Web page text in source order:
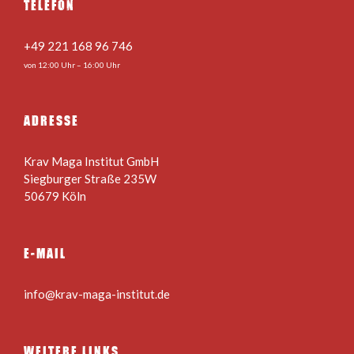
TELEFON
+49 221 168 96 746
von 12:00 Uhr – 16:00 Uhr
ADRESSE
Krav Maga Institut GmbH
Siegburger Straße 235W
50679 Köln
E-MAIL
info@krav-maga-institut.de